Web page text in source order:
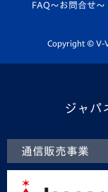
平和祈念活動
ホームタウン活
FAQ〜お問合せ〜
Copyright © V-
ジャパ
通信販売事業